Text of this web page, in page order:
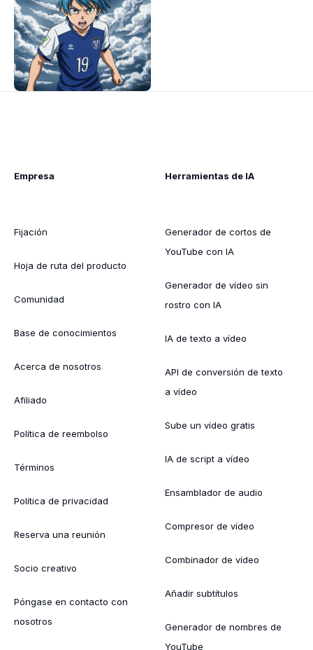
Empresa
Fijación
Hoja de ruta del producto
Comunidad
Base de conocimientos
Acerca de nosotros
Afiliado
Política de reembolso
Términos
Política de privacidad
Reserva una reunión
Socio creativo
Póngase en contacto con
nosotros
Herramientas de IA
Generador de cortos de
YouTube con IA
Generador de vídeo sin
rostro con IA
IA de texto a vídeo
API de conversión de texto
a vídeo
Sube un vídeo gratis
IA de script a vídeo
Ensamblador de audio
Compresor de vídeo
Combinador de vídeo
Añadir subtítulos
Generador de nombres de
YouTube